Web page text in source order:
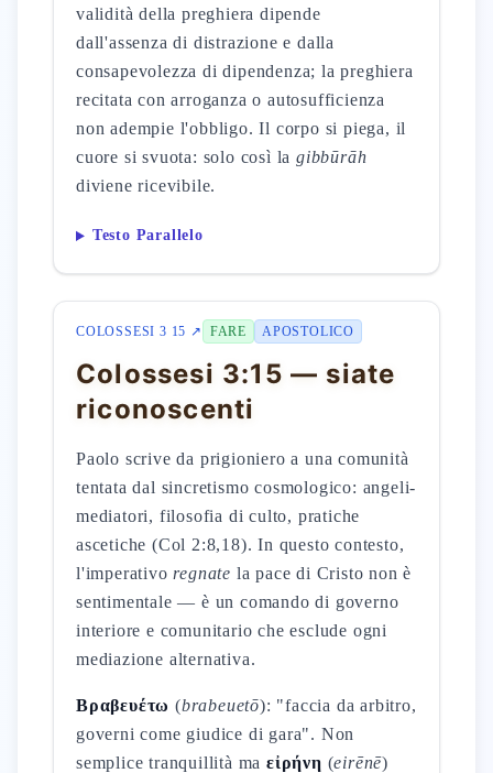
validità della preghiera dipende
dall'assenza di distrazione e dalla
consapevolezza di dipendenza; la preghiera
recitata con arroganza o autosufficienza
non adempie l'obbligo. Il corpo si piega, il
cuore si svuota: solo così lagibbūrāh
diviene ricevibile.
Testo Parallelo
COLOSSESI 3 15 ↗ FARE APOSTOLICO
Colossesi 3:15 — siate
riconoscenti
Paolo scrive da prigioniero a una comunità
tentata dal sincretismo cosmologico: angeli-
mediatori, filosofia di culto, pratiche
ascetiche (Col 2:8,18). In questo contesto,
l'imperativo regnate la pace di Cristo non è
sentimentale — è un comando di governo
interiore e comunitario che esclude ogni
mediazione alternativa.
Βραβευέτω (brabeuetō): "faccia da arbitro,
governi come giudice di gara". Non
semplice tranquillità maεἰρήνη (eirēnē)